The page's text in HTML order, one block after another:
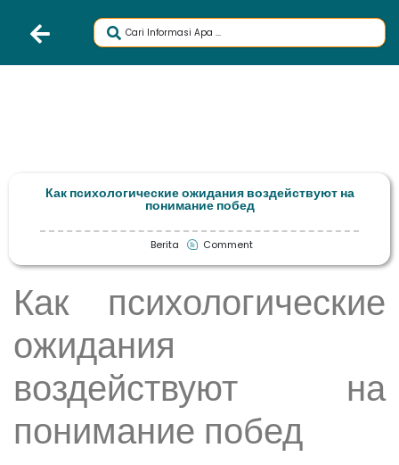
Как психологические ожидания воздействуют на
понимание побед
Berita Comment
Как психологические
ожидания
воздействуют на
понимание побед